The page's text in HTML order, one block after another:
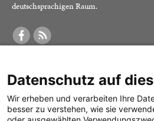
deutschsprachigen Raum.
Was ist der Merkur?
Herausgeber /
Redaktion
Alle Abos im
Print-Abo
Digital-Abo
Datenschutz auf
Wir erheben und verarbeiten Ihre
besser zu verstehen, wie sie